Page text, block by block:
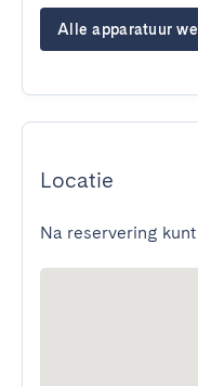
Alle apparatuur
Locatie
Na reservering